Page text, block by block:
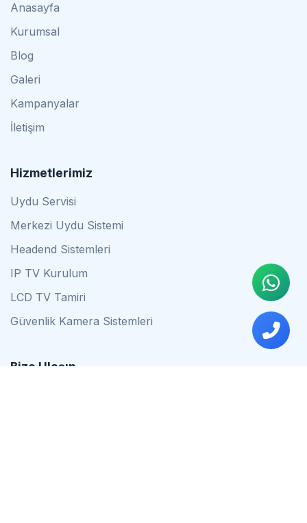
Anasayfa
Kurumsal
Blog
Galeri
Kampanyalar
İletişim
Hizmetlerimiz
Uydu Servisi
Merkezi Uydu Sistemi
Headend Sistemleri
IP TV Kurulum
LCD TV Tamiri
Güvenlik Kamera Sistemleri
Bize Ulaşın